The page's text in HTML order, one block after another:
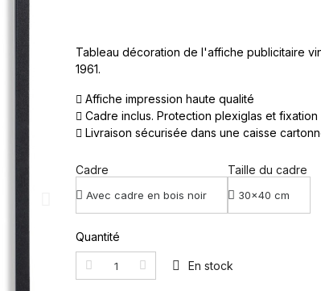
Tableau décoration de l'affiche publicitaire
1961.
Affiche impression haute qualité
Cadre inclus. Protection plexiglas et
Livraison sécurisée dans une caisse
Cadre Taille du cadre
Quantité
En stock